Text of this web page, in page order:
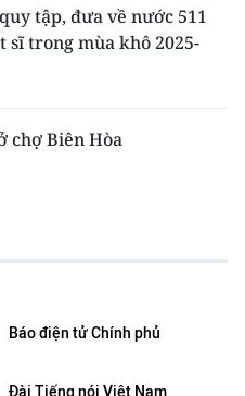
tập, đưa về nước 511
sĩ trong mùa khô 2025-
chợ Biên Hòa
Báo điện tử Chính phủ
Đài Tiếng nói Việt Nam